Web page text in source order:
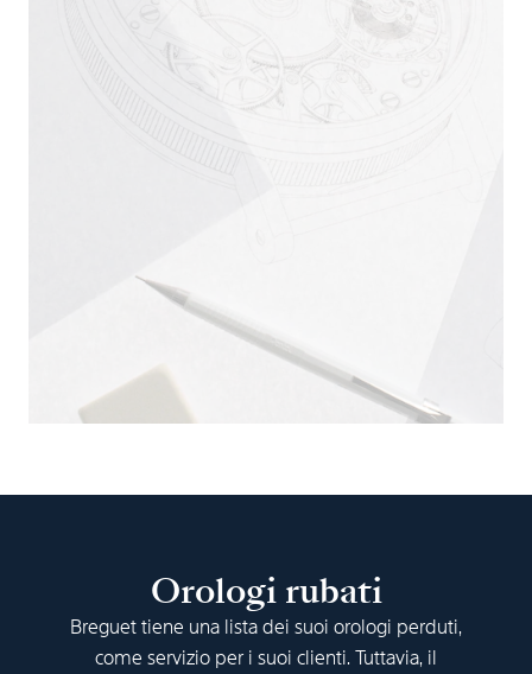
Orologi rubati
Breguet tiene una lista dei suoi orologi perduti,
come servizio per i suoi clienti. Tuttavia, il